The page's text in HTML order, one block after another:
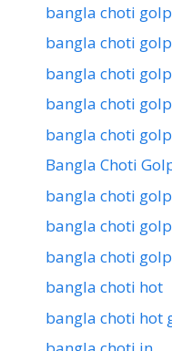
bangla choti
bangla choti
bangla choti
bangla choti
bangla choti
Bangla Choti
bangla choti
bangla choti
bangla choti
bangla choti hot
bangla choti hot